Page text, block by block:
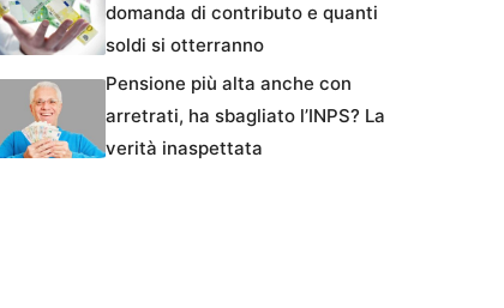
domanda di contributo e quanti
soldi si otterranno
Pensione più alta anche con
arretrati, ha sbagliato l’INPS? La
verità inaspettata